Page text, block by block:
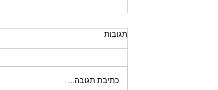
התקנה עצמית לפרגולות
אלומיניום
תגובות
כתיבת תגובה...